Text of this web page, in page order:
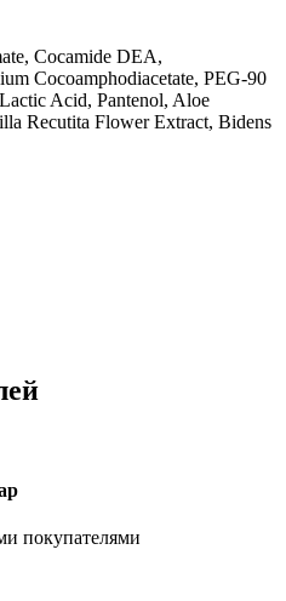
Cocamide DEA,
Cocoamphodiacetate, PEG-90
Acid, Pantenol, Aloe
Recutita Flower Extract, Bidens
покупателями